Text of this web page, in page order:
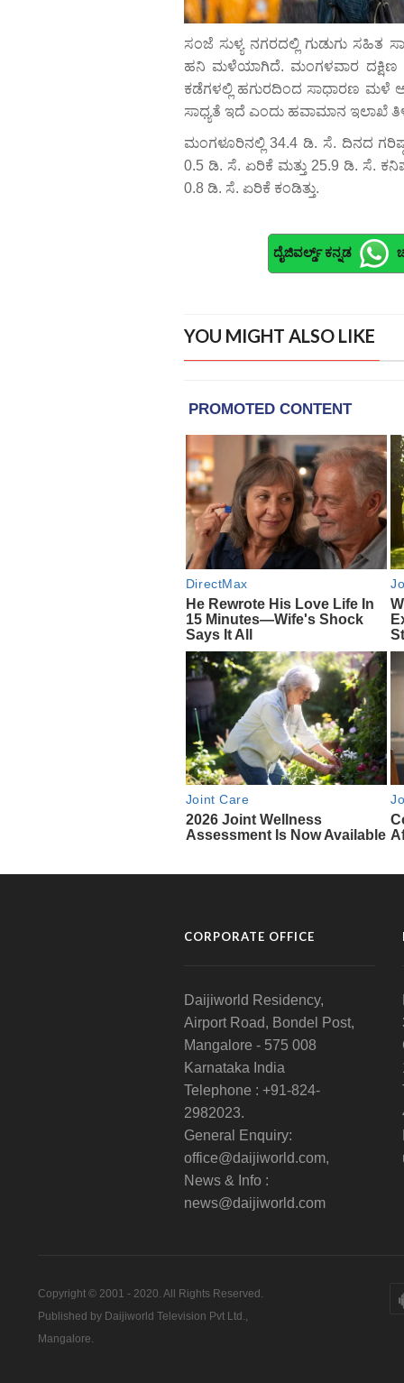
ಸಂಜೆ ಸುಳ್ಯ ನಗರದಲ್ಲಿ ಗುಡುಗು ಸಹಿತ
ಹನಿ ಮಳೆಯಾಗಿದೆ. ಮಂಗಳವಾರ ದಕ್ಷಿಣ
ಕಡೆಗಳಲ್ಲಿ ಹಗುರದಿಂದ ಸಾಧಾರಣ ಮಳೆ
ಸಾಧ್ಯತೆ ಇದೆ ಎಂದು ಹವಾಮಾನ ಇಲಾಖೆ
ಮಂಗಳೂರಿನಲ್ಲಿ 34.4 ಡಿ. ಸೆ. ದಿನದ
0.5 ಡಿ. ಸೆ. ಏರಿಕೆ ಮತ್ತು 25.9 ಡಿ. ಸೆ.
0.8 ಡಿ. ಸೆ. ಏರಿಕೆ ಕಂಡಿತ್ತು.
ದೈಜಿವರ್ಲ್ಡ್ ಕನ್ನಡ
YOU MIGHT ALSO LIKE
CORPORATE OFFICE
Daijiworld Residency,
Airport Road, Bondel Post,
Mangalore - 575 008
Karnataka India
Telephone : +91-824-
2982023.
General Enquiry:
office@daijiworld.com,
News & Info :
news@daijiworld.com
Copyright © 2001 - 2020. All Rights Reserved.
Published by Daijiworld Television Pvt Ltd.,
Mangalore.